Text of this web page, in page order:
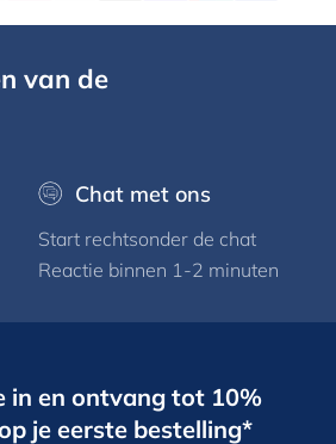
van de
Chat met ons
Start rechtsonder de chat
Reactie binnen 1-2 minuten
in en ontvang tot 10%
je eerste bestelling*